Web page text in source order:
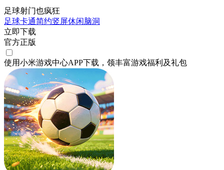
足球射门也疯狂
足球卡通简约竖屏休闲脑洞
立即下载
官方正版
使用小米游戏中心APP下载 ，领丰富游戏福利 及礼包